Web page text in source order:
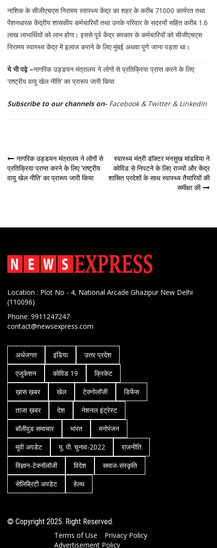
नाशिक के सीजीएचएस निरामय स्वास्थ्य केंद्र का शहर के करीब 71000 कार्यरत तथा
पेंशनधारक केंद्रीय शासकीय कर्मचारियों तथा उनके परिवार के सदस्यों सहित करीब 1.6
लाख लाभार्थियों को लाभ होगा। इससे पूर्व केंद्र सरकार के कर्मचारियों को सीजीएचएस
निरामय स्वास्थ्य केंद्र में इलाज कराने के लिए मुंबई अथवा पुणे जाना पड़ता था।
ये भी पढ़े –नागरिक उड्डयन मंत्रालय ने लोगों से प्रतिक्रिया प्राप्त करने के लिए
‘राष्ट्रीय वायु खेल नीति’ का प्रारूप जारी किया
Subscribe to our channels on- Facebook& Twitter& LinkedIn
पोस्ट
नेविगेशन
नागरिक उड्डयन मंत्रालय ने लोगों से
प्रतिक्रिया प्राप्त करने के लिए ‘राष्ट्रीय
वायु खेल नीति’ का प्रारूप जारी किया
स्वास्थ्य मंत्री डॉक्टर मनसुख मांडविया ने
को‍विड से निपटने के लिए राज्यों और केंद्र
शासित प्रदेशों के साथ स्वास्थ्य तैयारियों की
समीक्षा की
Location : Plot No - 4, National Arcade Ghazipur New Delhi
(110096)
Phone: 9911247247
contact@newsexpress.com
अर्थजगत इंडिया
उत्तर प्रदेश
एजुकेशन
कोविड 19
क्रिकेट
ख़ास ख़बर
खेल टेक्नोलॉजी
डिफेंस
ताजा ख़बर
देश
नेशनल इंट्रेस्ट
बॉलीवुड समाचार
भारत
मनोरंजन
मूवी अपडेट
यू. पी. चुनाव-2022
राजनीति
विज्ञान-टेक्नॉलॉजी
विदेश
समाज-संस्कृति
सेलिब्रिटी अपडेट
हेल्थ
© Copyright 2025. Right Reserved.
Terms of Use
Privacy Policy
Advertisement Policy